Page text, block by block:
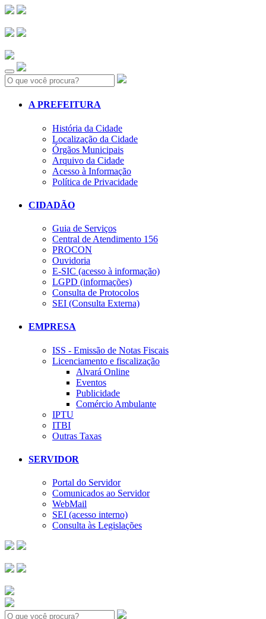
Search:
A PREFEITURA
História da Cidade
Localização da Cidade
Órgãos Municipais
Arquivo da Cidade
Acesso à Informação
Política de Privacidade
CIDADÃO
Guia de Serviços
Central de Atendimento 156
PROCON
Ouvidoria
E-SIC (acesso à informação)
LGPD (informações)
Consulta de Protocolos
SEI (Consulta Externa)
EMPRESA
ISS - Emissão de Notas Fiscais
Licenciamento e fiscalização
Alvará Online
Eventos
Publicidade
Comércio Ambulante
IPTU
ITBI
Outras Taxas
SERVIDOR
Portal do Servidor
Comunicados ao Servidor
WebMail
SEI (acesso interno)
Consulta às Legislações
Search: